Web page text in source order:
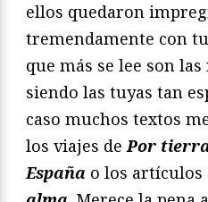
ellos quedaron
tremendamente con
que más se lee son
siendo las tuyas tan
caso muchos textos
los viajes dePor
España o los